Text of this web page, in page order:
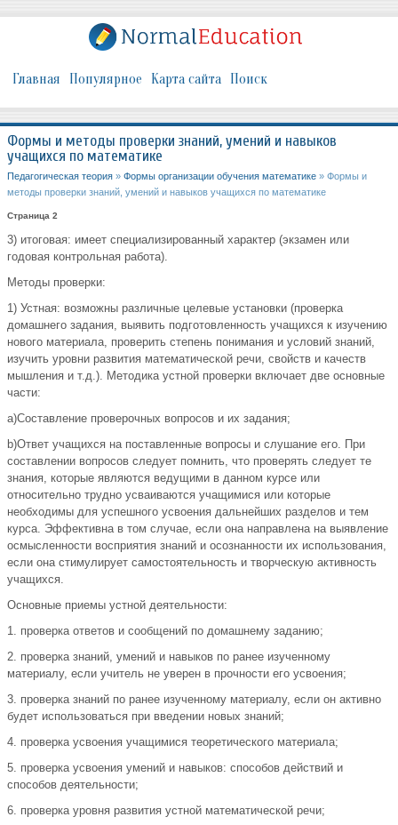
Главная Популярное Карта сайта Поиск
Формы и методы проверки знаний, умений и навыков
учащихся по математике
Педагогическая теория » Формы организации обучения математике » Формы и
методы проверки знаний, умений и навыков учащихся по математике
Страница 2
3) итоговая: имеет специализированный характер (экзамен или
годовая контрольная работа).
Методы проверки:
1) Устная: возможны различные целевые установки (проверка
домашнего задания, выявить подготовленность учащихся к изучению
нового материала, проверить степень понимания и условий знаний,
изучить уровни развития математической речи, свойств и качеств
мышления и т.д.). Методика устной проверки включает две основные
части:
a)Составление проверочных вопросов и их задания;
b)Ответ учащихся на поставленные вопросы и слушание его. При
составлении вопросов следует помнить, что проверять следует те
знания, которые являются ведущими в данном курсе или
относительно трудно усваиваются учащимися или которые
необходимы для успешного усвоения дальнейших разделов и тем
курса. Эффективна в том случае, если она направлена на выявление
осмысленности восприятия знаний и осознанности их использования,
если она стимулирует самостоятельность и творческую активность
учащихся.
Основные приемы устной деятельности:
1. проверка ответов и сообщений по домашнему заданию;
2. проверка знаний, умений и навыков по ранее изученному
материалу, если учитель не уверен в прочности его усвоения;
3. проверка знаний по ранее изученному материалу, если он активно
будет использоваться при введении новых знаний;
4. проверка усвоения учащимися теоретического материала;
5. проверка усвоения умений и навыков: способов действий и
способов деятельности;
6. проверка уровня развития устной математической речи;